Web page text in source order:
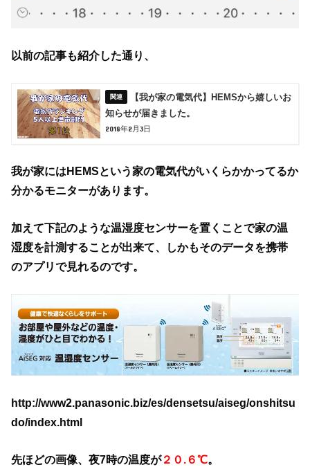
以前の記事も紹介した通り、
【我が家の電気代】HEMSから嬉しいお
知らせが届きました。
2018年2月3日
我が家にはHEMSという家の電気代がいくらかかってるか
分かるモニターがあります。
加えて下記のような温湿度センサーを置くことで家の温
湿度を計測することが出来て、
しかもそのデータを携帯
のアプリで見れるのです。
http://www2.panasonic.biz/es/densetsu/aiseg/onshitsu
do/index.html
先ほどの画像、夜7時の温度が２０.６℃。